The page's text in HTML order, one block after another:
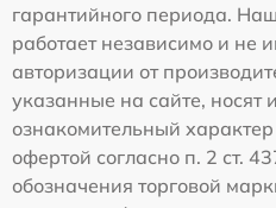
гарантийного периода.
работает независимо и не
авторизации от
указанные на сайте, носят
ознакомительный
офертой согласно п. 2 ст.
обозначения торговой